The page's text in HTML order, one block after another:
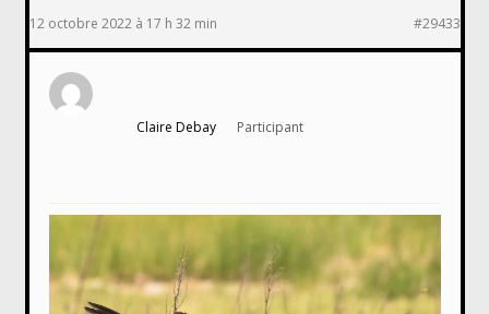
12 octobre 2022 à 17 h 32 min #29433
Claire Debay Participant